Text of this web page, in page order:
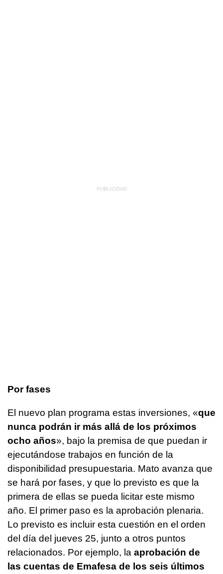
Por fases
El nuevo plan programa estas inversiones, «que
nunca podrán ir más allá de los próximos
ocho años», bajo la premisa de que puedan ir
ejecutándose trabajos en función de la
disponibilidad presupuestaria. Mato avanza que
se hará por fases, y que lo previsto es que la
primera de ellas se pueda licitar este mismo
año. El primer paso es la aprobación plenaria.
Lo previsto es incluir esta cuestión en el orden
del día del jueves 25, junto a otros puntos
relacionados. Por ejemplo, la aprobación de
las cuentas de Emafesa de los seis últimos